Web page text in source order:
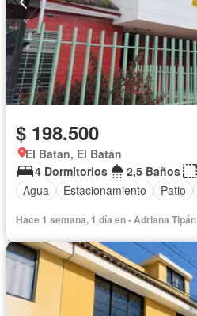
$ 198.500
El Batan, El Batán
4 Dormitorios
2,5 Baños
Agua
Estacionamiento Patio
Hace 1 semana, 1 día en - Adriana Tipán